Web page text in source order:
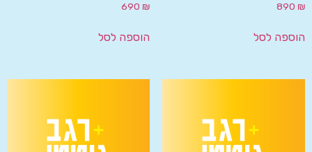
890 ₪
הוספה לסל
690 ₪
הוספה לסל